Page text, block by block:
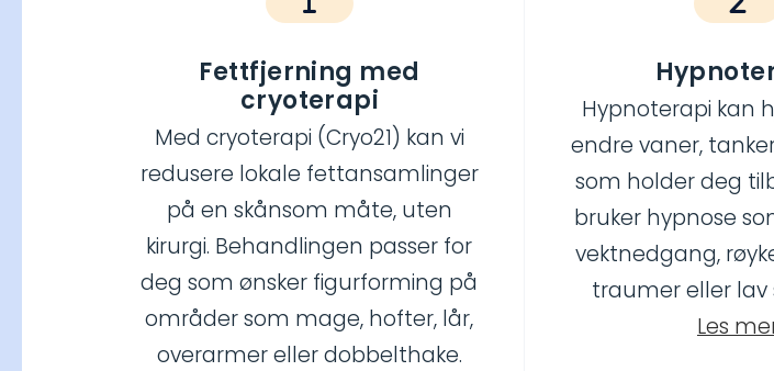
Fettfjerning med
cryoterapi
Med cryoterapi (Cryo21) kan vi
redusere lokale fettansamlinger
på en skånsom måte, uten
kirurgi. Behandlingen passer for
deg som ønsker figurforming på
områder som mage, hofter, lår,
overarmer eller dobbelthake.
Hypnoterapi kan
endre vaner,
som holder deg
bruker hypnose
vektnedgang,
traumer eller lav
Les